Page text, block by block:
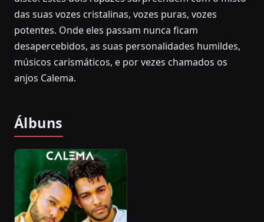
das suas vozes cristalinas, vozes puras, vozes
potentes. Onde eles passam nunca ficam
desapercebidos, as suas personalidades humildes,
músicos carismáticos, e por vezes chamados os
anjos Calema.
Álbuns